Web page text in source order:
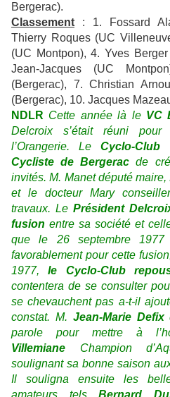
Bergerac).
Classement : 1. Fossard
Thierry Roques (UC
(UC Montpon), 4. Yves
Jean-Jacques (UC
(Bergerac), 7. Christian
(Bergerac), 10. Jacques
NDLR Cette année là le VC
Delcroix s’était réuni pour
l’Orangerie. LeCyclo-Club
Cycliste de Bergerac de
invités. M. Manet député
et le docteur Mary
travaux. Le Président
fusion entre sa société et
que le 26 septembre
favorablement pour cette
1977,le Cyclo-Club
contentera de se consulter
se chevauchent pas a-t-il
constat. M. Jean-Marie Defix
parole pour mettre à
Villemiane Champion
soulignant sa bonne saison
Il souligna ensuite les